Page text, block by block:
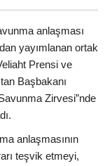
anlaşması
yayımlanan ortak
Prensi ve
Başbakanı
Zirvesi”nde
anlaşmasının
teşvik etmeyi,